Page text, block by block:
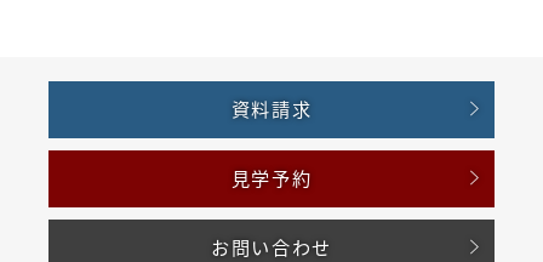
資料請求
見学予約
お問い合わせ